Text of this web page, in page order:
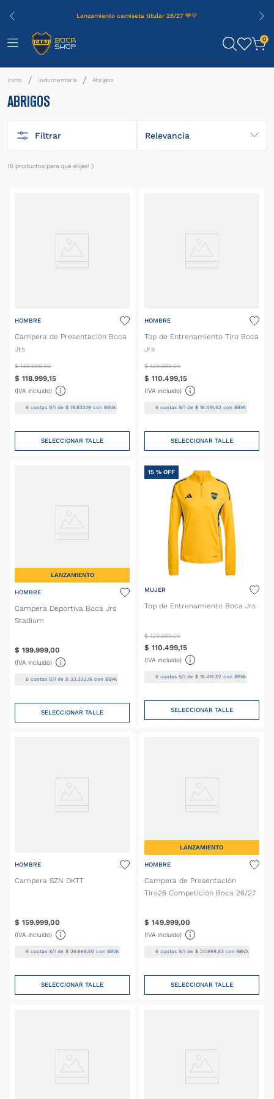
Lanzamiento camiseta titular 26/27 💙💛
0
Indumentaria Abrigos
ABRIGOS
Filtrar Relevancia
18 productos
HOMBRE
Campera de Presentación Boca
Jrs
$ 139.999,00
$ 118.999,15
(IVA incluido)
6 cuotas S/I de$ 19 .833,19 con BBVA
SELECCIONAR TALLE
HOMBRE
Top de Entrenamiento Tiro Boca
Jrs
$ 129.999,00
$ 110.499,15
(IVA incluido)
6cuotas S/I de $ 18. 416, 52 con BBVA
SELECCIONAR TALLE
LANZAMIENTO
HOMBRE
Campera Deportiva Boca Jrs
Stadium
$ 199.999,00
(IVA incluido)
6 cuotas S/I de$ 33.333,16 con BBVA
SELECCIONAR TALLE
15 % OFF
MUJER
Top de Entrenamiento Boca Jrs
$ 129.999,00
$ 110.499,15
(IVA incluido)
6cuotas S/I de $ 18.416,52con BBVA
SELECCIONAR TALLE
HOMBRE
Campera SZN DKTT
$ 159.999,00
(IVA incluido)
6 cuotas S/I de$ 26 .666 ,50 con BBVA
SELECCIONAR TALLE
LANZAMIENTO
HOMBRE
Campera de Presentación
Tiro26 Competición Boca 26/27
$ 149.999,00
(IVA incluido)
6cuotas S/I de $ 24. 999, 83con BBVA
SELECCIONAR TALLE